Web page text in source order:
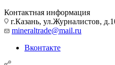
Контактная информация
г.Казань, ул.Журналистов,
mineraltrade@mail.ru
Вконтакте